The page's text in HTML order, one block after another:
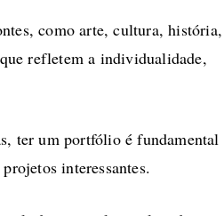
como arte, cultura, história,
refletem a individualidade,
ter um portfólio é fundamental
interessantes.